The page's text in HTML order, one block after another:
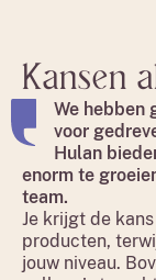
Kansen
We hebben
voor
Hulan
enorm te
team.
Je krijgt de
producten,
jouw niveau.